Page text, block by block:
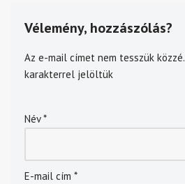
Vélemény, hozzászólás?
Az e-mail címet nem tesszük közzé.
karakterrel jelöltük
Név*
E-mail cím *